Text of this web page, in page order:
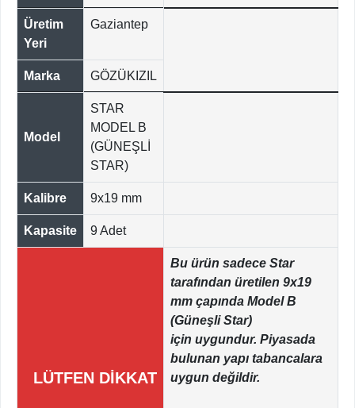
Üretim
Yeri
Gaziantep
Marka GÖZÜKIZIL
Model
STAR
MODEL B
(GÜNEŞLİ
STAR)
Kalibre 9x19 mm
Kapasite 9 Adet
LÜTFEN DİKKAT
Bu ürün sadece Star
tarafından üretilen 9x19
mm çapında Model B
(Güneşli Star)
için uygundur. Piyasada
bulunan yapı tabancalara
uygun değildir.